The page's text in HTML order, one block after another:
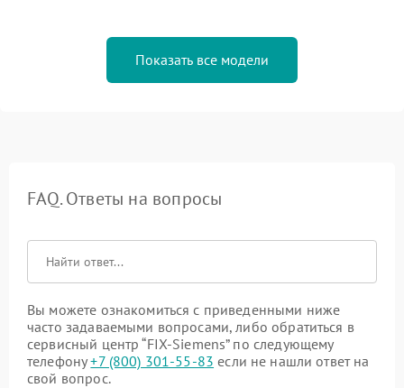
Показать все модели
FAQ. Ответы на вопросы
Вы можете ознакомиться с приведенными ниже
часто задаваемыми вопросами, либо обратиться в
сервисный центр “FIX-Siemens” по следующему
телефону+7 (800) 301-55-83 если не нашли ответ на
свой вопрос.